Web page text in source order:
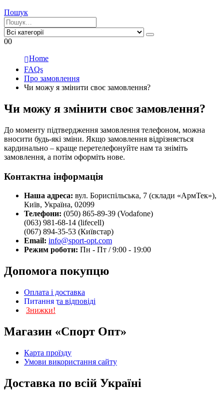
Пошук
00
Home
FAQs
Про замовлення
Чи можу я змінити своє замовлення?
Чи можу я змінити своє замовлення?
До моменту підтвердження замовлення телефоном, можна
вносити будь-які зміни. Якщо замовлення відрізняється
кардинально – краще перетелефонуйте нам та зніміть
замовлення, а потім оформіть нове.
Контактна інформація
Наша адреса: вул. Бориспільська, 7 (склади «АрмТек»),
Київ, Україна, 02099
Телефони: (050) 865-89-39 (Vodafone)
(063) 981-68-14 (lifecell)
(067) 894-35-53 (Київстар)
Email: info@sport-opt.com
Режим роботи: Пн - Пт / 9:00 - 19:00
Допомога покупцю
Оплата і доставка
Питання та відповіді
Знижки!
Магазин «Спорт Опт»
Карта проїзду
Умови використання сайту
Доставка по всій Україні